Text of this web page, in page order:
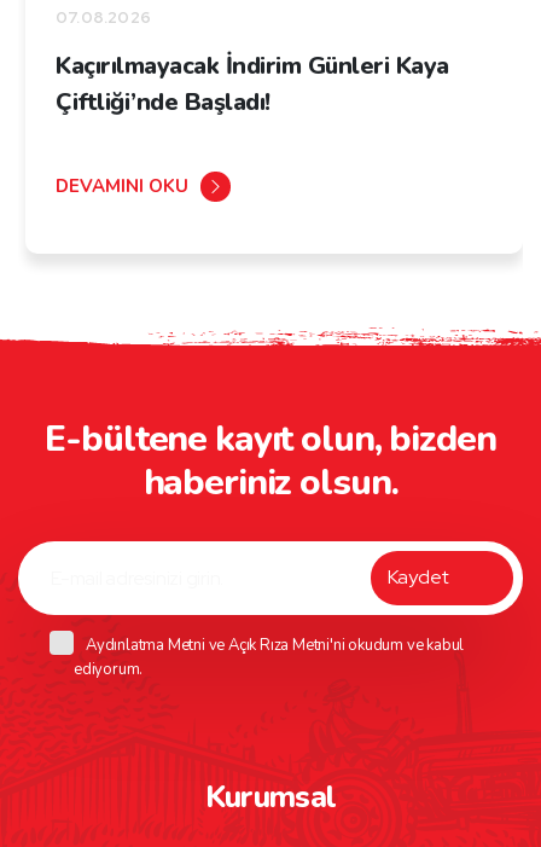
07.08.2026
Kaçırılmayacak İndirim Günleri Kaya
Çiftliği’nde Başladı!
DEVAMINI OKU
E-bültene kayıt olun, bizden
haberiniz olsun.
Aydınlatma Metni veAçık Rıza Metni'ni okudum ve kabul
ediyorum.
Kurumsal